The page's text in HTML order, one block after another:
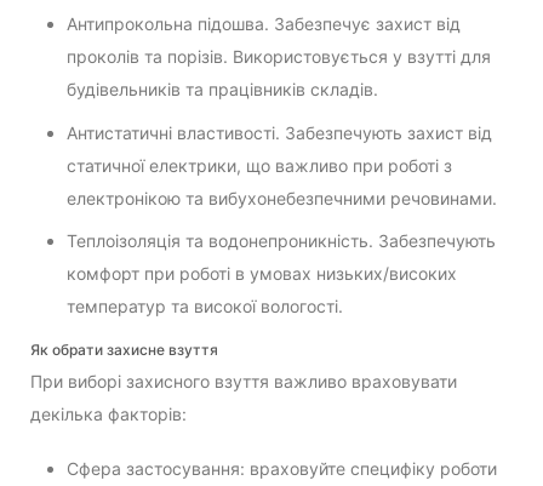
Антипрокольна підошва. Забезпечує захист від
проколів та порізів. Використовується у взутті для
будівельників та працівників складів.
Антистатичні властивості. Забезпечують захист від
статичної електрики, що важливо при роботі з
електронікою та вибухонебезпечними речовинами.
Теплоізоляція та водонепроникність. Забезпечують
комфорт при роботі в умовах низьких/високих
температур та високої вологості.
Як обрати захисне взуття
При виборі захисного взуття важливо враховувати
декілька факторів:
Сфера застосування: враховуйте специфіку роботи